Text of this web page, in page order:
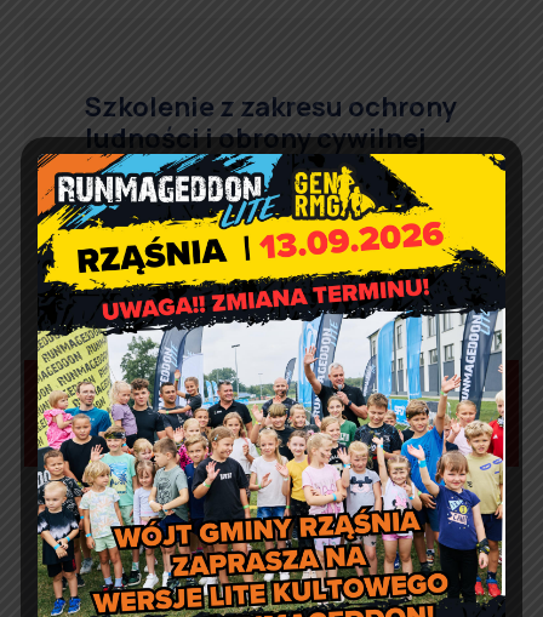
Szkolenie z zakresu ochrony
ludności i obrony cywilnej
Aktualności